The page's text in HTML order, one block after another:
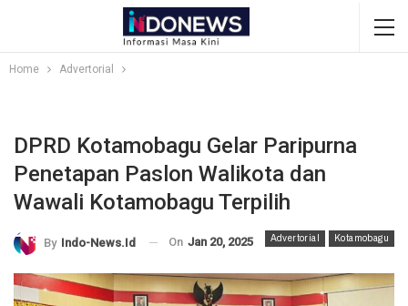
Home Advertorial
DPRD Kotamobagu Gelar Paripurna
Penetapan Paslon Walikota dan
Wawali Kotamobagu Terpilih
Advertorial Kotamobagu
By Indo-News.id On Jan 20, 2025